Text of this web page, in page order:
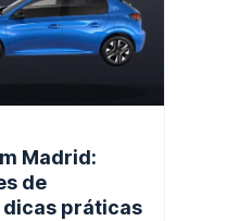
Madrid:
de
dicas práticas